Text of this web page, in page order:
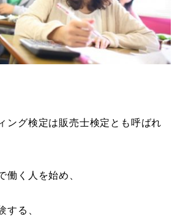
ング検定は販売士検定とも呼ばれ
働く人を始め、
する、